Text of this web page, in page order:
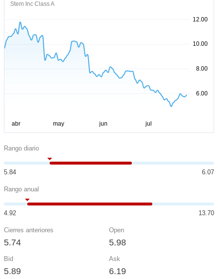
Stem Inc Class A
Rango diario
5.84 6.07
Rango anual
4.92 13.70
Cierres anteriores
5.74
Open
5.98
Bid
5.89
Ask
6.19